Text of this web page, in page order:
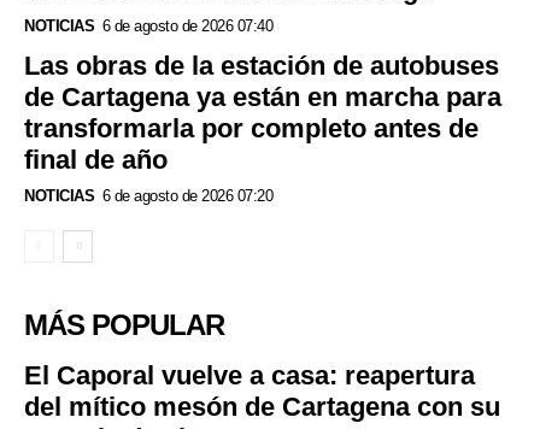
NOTICIAS 6 de agosto de 2026 07:40
Las obras de la estación de autobuses
de Cartagena ya están en marcha para
transformarla por completo antes de
final de año
NOTICIAS 6 de agosto de 2026 07:20
MÁS POPULAR
El Caporal vuelve a casa: reapertura
del mítico mesón de Cartagena con su